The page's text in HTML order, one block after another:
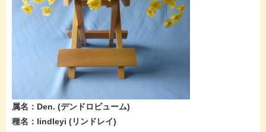
属名：Den.​ (デンドロビューム​)
種名：lindleyi​ (リンドレイ​)